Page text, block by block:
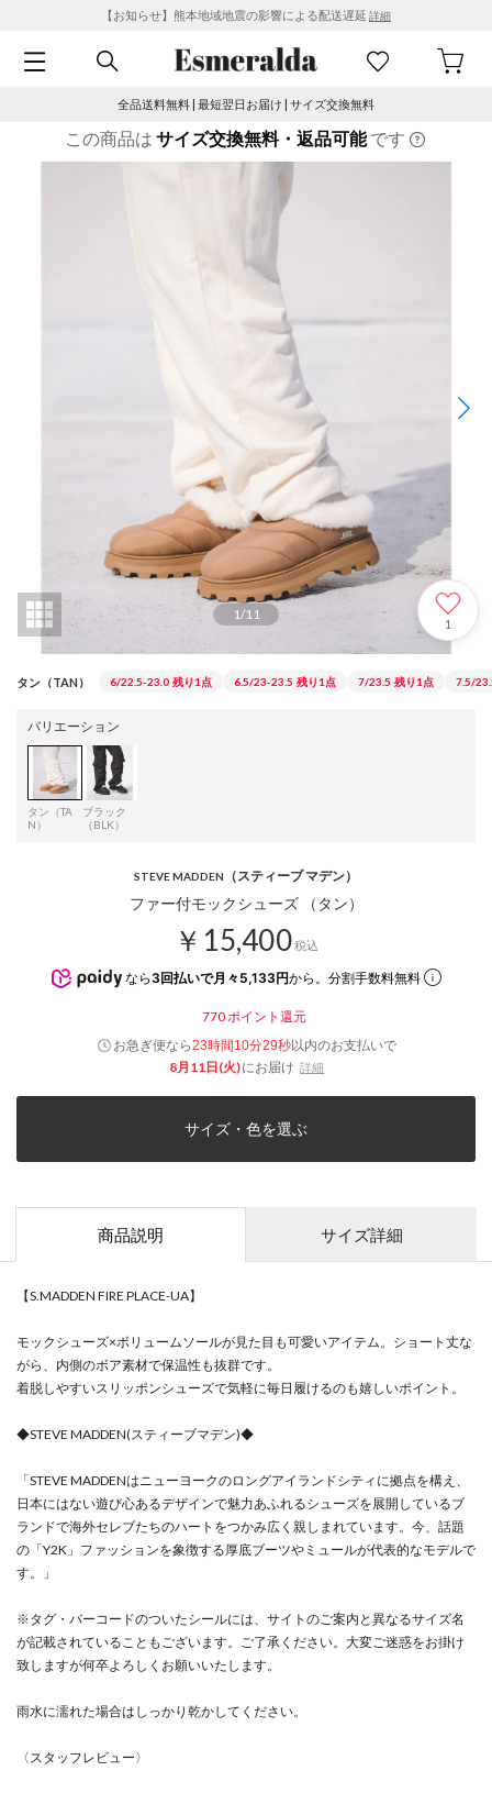
【お知らせ】熊本地域地震の影響による配送遅延 詳細
全品送料無料 | 最短翌日お届け | サイズ交換無料
この商品は サイズ交換無料・返品可能です
1/11
1
タン（TAN） 6/22.5-23.0 残り1点 6.5/23-23.5 残り1点 7/23.5 残り1点 7.5/
バリエーション
タン（TA
N）
ブラック
（BLK）
STEVE MADDEN （スティーブ マデン）
ファー付モックシューズ （タン）
￥15,400税込
なら 3回払いで月々5,133円から。分割手数料無料
770 ポイント還元
お急ぎ便なら23時間10分29秒以内のお支払いで
8月11日(火)にお届け 詳細
サイズ・色を選ぶ
商品説明 サイズ詳細
【S.MADDEN FIRE PLACE-UA】
モックシューズ×ボリュームソールが見た目も可愛いアイテム。ショート丈な
がら、内側のボア素材で保温性も抜群です。
着脱しやすいスリッポンシューズで気軽に毎日履けるのも嬉しいポイント。
◆STEVE MADDEN(スティーブマデン)◆
「STEVE MADDENはニューヨークのロングアイランドシティに拠点を構え、
日本にはない遊び心あるデザインで魅力あふれるシューズを展開しているブ
ランドで海外セレブたちのハートをつかみ広く親しまれています。今、話題
の「Y2K」ファッションを象徴する厚底ブーツやミュールが代表的なモデルで
す。」
※タグ・バーコードのついたシールには、サイトのご案内と異なるサイズ名
が記載されていることもございます。ご了承ください。大変ご迷惑をお掛け
致しますが何卒よろしくお願いいたします。
雨水に濡れた場合はしっかり乾かしてください。
〈スタッフレビュー〉